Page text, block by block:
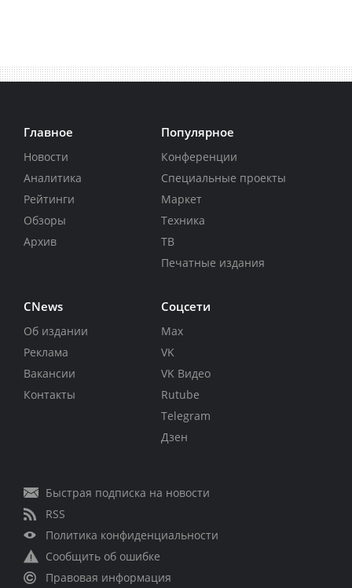
Главное
Новости
Аналитика
Рейтинги
Обзоры
Архив
Популярное
Конференции
Специальные проекты
Маркет
Техника
ТВ
Печатные издания
CNews
Об издании
Реклама
Вакансии
Контакты
Соцсети
Max
VK
VK Видео
Rutube
Telegram
Дзен
Быстрая подписка на новости
RSS
Политика конфиденциальности
Сообщить об ошибке
Правовая информация